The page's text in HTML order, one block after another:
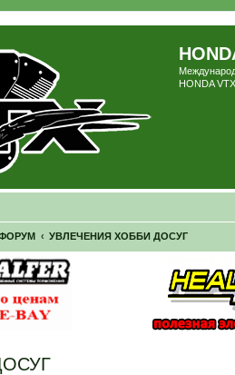
HONDA
УВЛЕЧЕНИЯ ХОББИ ДОСУГ